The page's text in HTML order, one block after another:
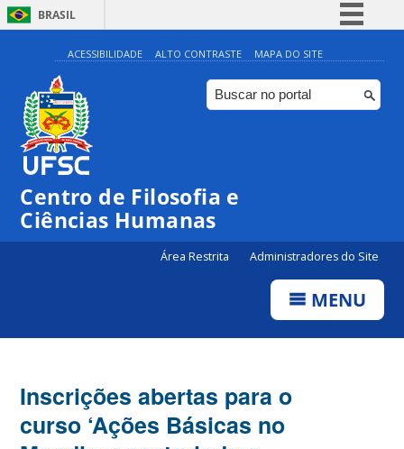
BRASIL
Simplifique!
Comunica BR
Participe
ACESSIBILIDADE ALTO CONTRASTE MAPA DO SITE
Centro de Filosofia e
Ciências Humanas
Área Restrita Administradores do Site
MENU
Inscrições abertas para o
curso ‘Ações Básicas no